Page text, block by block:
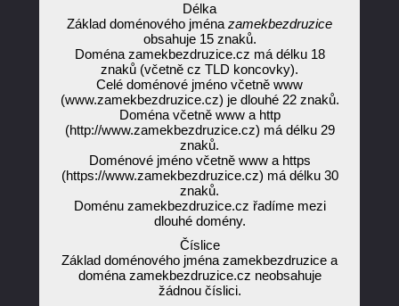
Délka
Základ doménového jména zamekbezdruzice
obsahuje 15 znaků.
Doména zamekbezdruzice.cz má délku 18
znaků (včetně cz TLD koncovky).
Celé doménové jméno včetně www
(www.zamekbezdruzice.cz) je dlouhé 22 znaků.
Doména včetně www a http
(http://www.zamekbezdruzice.cz) má délku 29
znaků.
Doménové jméno včetně www a https
(https://www.zamekbezdruzice.cz) má délku 30
znaků.
Doménu zamekbezdruzice.cz řadíme mezi
dlouhé domény.
Číslice
Základ doménového jména zamekbezdruzice a
doména zamekbezdruzice.cz neobsahuje
žádnou číslici.